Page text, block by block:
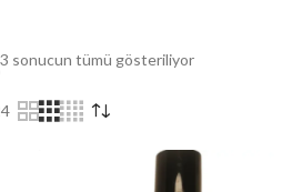
3 sonucun tümü gösteriliyor